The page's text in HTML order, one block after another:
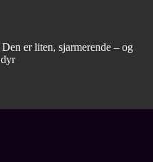
er liten, sjarmerende – og